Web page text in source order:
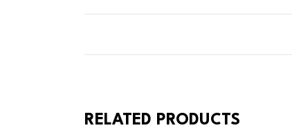
RELATED PRODUCTS